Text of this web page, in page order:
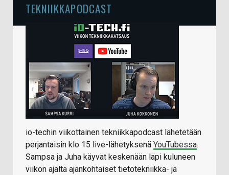
TEKNIIKKAPODCAST
io-techin viikottainen tekniikkapodcast lähetetään
perjantaisin klo 15 live-lähetyksenä YouTubessa.
Sampsa ja Juha käyvät keskenään läpi kuluneen
viikon ajalta ajankohtaiset tietotekniikka- ja